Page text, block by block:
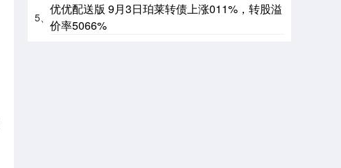
5、
优优配送版 9月3日珀莱转债上涨011%，转股溢
价率5066%